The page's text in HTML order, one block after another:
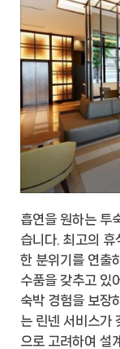
흡연을 원하는 투
습니다. 최고의
한 분위기를 연출
수품을 갖추고 있
숙박 경험을 보장
는 린넨 서비스가
으로 고려하여 설